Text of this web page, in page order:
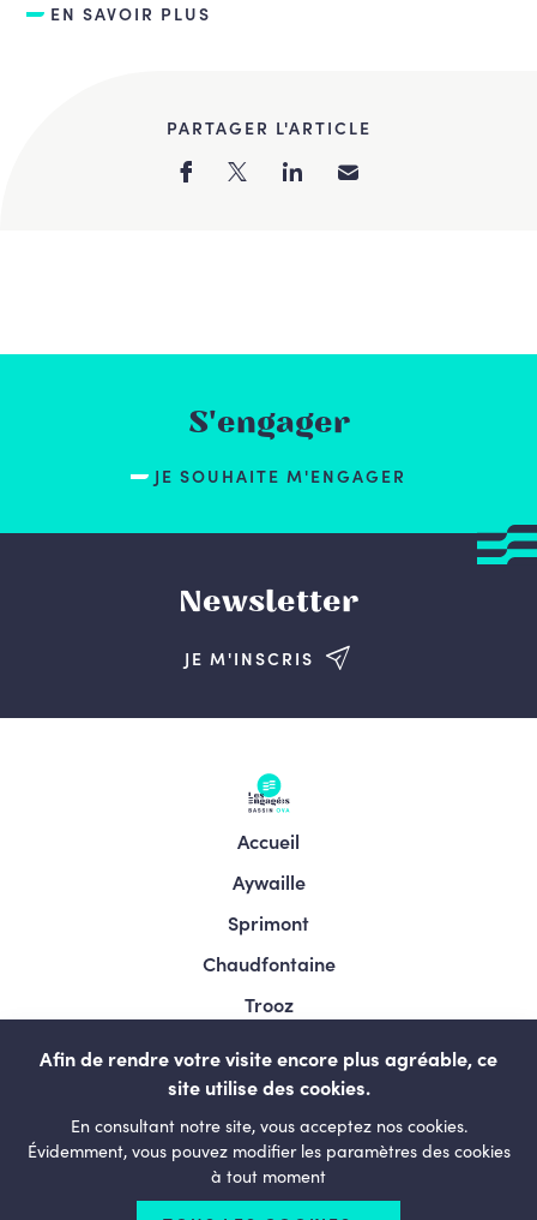
EN SAVOIR PLUS
PARTAGER L'ARTICLE
S'engager
JE SOUHAITE M'ENGAGER
Newsletter
JE M'INSCRIS
Accueil
Aywaille
Sprimont
Chaudfontaine
Trooz
Comblain-au-pont
Neupré
Bassin de vie
Le Mouvement
Afin de rendre votre visite encore plus agréable, ce
site utilise des cookies.
En consultant notre site, vous acceptez nos cookies.
Évidemment, vous pouvez modifier les paramètres des cookies
à tout moment